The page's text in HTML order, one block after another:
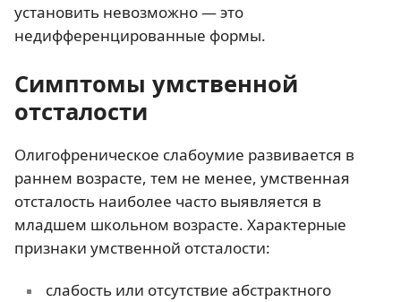
установить невозможно — это
недифференцированные формы.
Симптомы умственной
отсталости
Олигофреническое слабоумие развивается в
раннем возрасте, тем не менее, умственная
отсталость наиболее часто выявляется в
младшем школьном возрасте. Характерные
признаки умственной отсталости:
слабость или отсутствие абстрактного